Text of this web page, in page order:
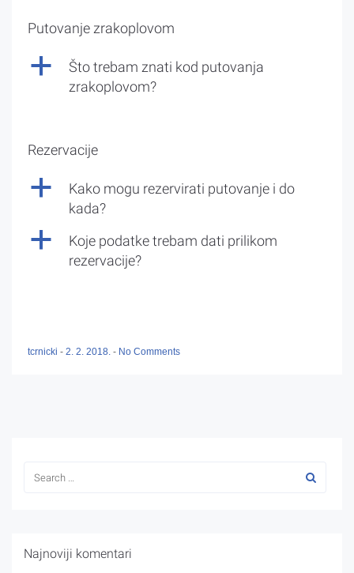
Putovanje zrakoplovom
a
Što trebam znati kod putovanja
zrakoplovom?
Rezervacije
a
Kako mogu rezervirati putovanje i do
kada?
a
Koje podatke trebam dati prilikom
rezervacije?
tcrnicki - 2. 2. 2018. - No Comments
Najnoviji komentari